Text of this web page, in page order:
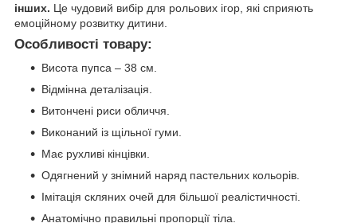
інших. Це чудовий вибір для рольових ігор, які сприяють
емоційному розвитку дитини.
Особливості товару:
Висота пупса – 38 см.
Відмінна деталізація.
Витончені риси обличчя.
Виконаний із щільної гуми.
Має рухливі кінцівки.
Одягнений у знімний наряд пастельних кольорів.
Імітація скляних очей для більшої реалістичності.
Анатомічно правильні пропорції тіла.